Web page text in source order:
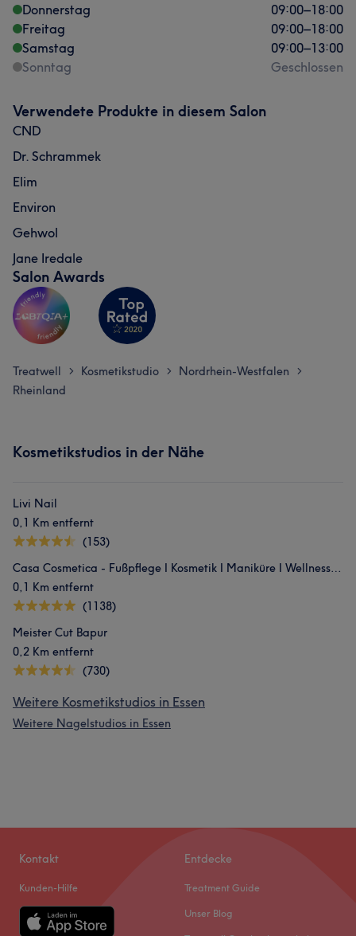
Was unsere Kunden über Chrisa sagen
Professionell 12
Donnerstag
09:00–18:00
Freitag
09:00–18:00
Samstag
09:00–13:00
Sonntag
Geschlossen
Verwendete Produkte in diesem Salon
CND
Dr. Schrammek
Elim
Environ
Gehwol
Jane Iredale
Salon Awards
Treatwell > Kosmetikstudio > Nordrhein-Westfalen >
Rheinland
Kosmetikstudios in der Nähe
Livi Nail
0,1 Km entfernt
(153)
Casa Cosmetica - Fußpflege I Kosmetik I Maniküre I Wellnessmassage
0,1 Km entfernt
(1138)
Meister Cut Bapur
0,2 Km entfernt
(730)
Weitere Kosmetikstudios in Essen
Weitere Nagelstudios in Essen
Kontakt
Kunden-Hilfe
Entdecke
Treatment Guide
Unser Blog